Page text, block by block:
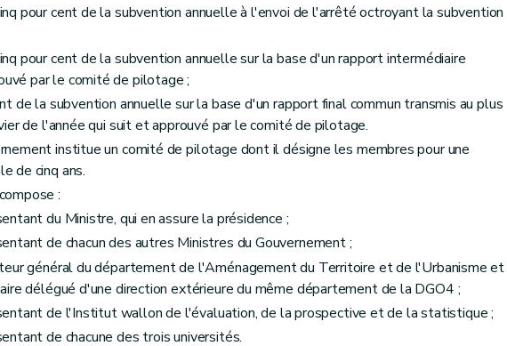
pour cent de la subvention annuelle à l'envoi de l'arrêté octroyant la subvention
pour cent de la subvention annuelle sur la base d'un rapport intermédiaire
par le comité de pilotage ;
de la subvention annuelle sur la base d'un rapport final commun transmis au plus
de l'année qui suit et approuvé par le comité de pilotage.
institue un comité de pilotage dont il désigne les membres pour une
de cinq ans.
:
du Ministre, qui en assure la présidence ;
de chacun des autres Ministres du Gouvernement ;
général du département de l'Aménagement du Territoire et de l'Urbanisme et
délégué d'une direction extérieure du même département de la DGO4 ;
de l'Institut wallon de l'évaluation, de la prospective et de la statistique ;
de chacune des trois universités.